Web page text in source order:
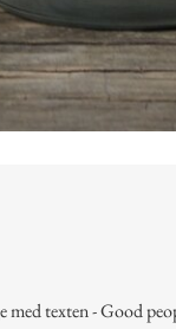
med texten - Good